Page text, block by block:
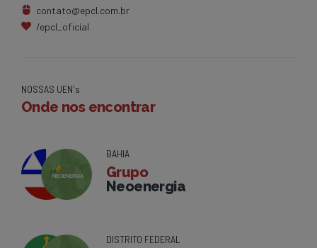
contato@epcl.com.br
/epcl_oficial
NOSSAS UEN's
Onde nos encontrar
BAHIA
Grupo
Neoenergia
DISTRITO FEDERAL